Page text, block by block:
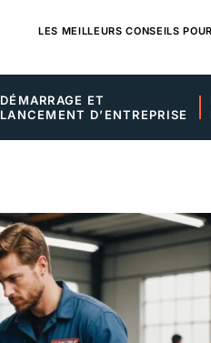
LES MEILLEURS CONSEILS
DÉMARRAGE ET
LANCEMENT D’ENTREPRISE